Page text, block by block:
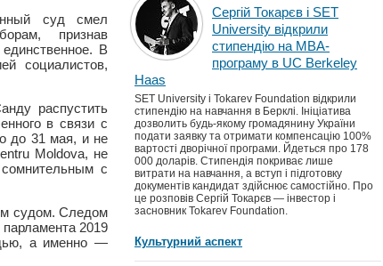
суд смел
признав
В
социалистов,
распустить
в связи с
до 31 мая, и не
Moldova, не
с
судом. Следом
2019
а именно —
Сергій Токарєв і SET
University відкрили
стипендію на MBA-
програму в UC Berkeley
Haas
SET University і Tokarev Foundation відкрили
стипендію на навчання в Берклі. Ініціатива
дозволить будь-якому громадянину України
подати заявку та отримати компенсацію 100%
вартості дворічної програми. Йдеться про 178
000 доларів. Стипендія покриває лише
витрати на навчання, а вступ і підготовку
документів кандидат здійснює самостійно. Про
це розповів Сергій Токарєв — інвестор і
засновник Tokarev Foundation.
Культурний аспект